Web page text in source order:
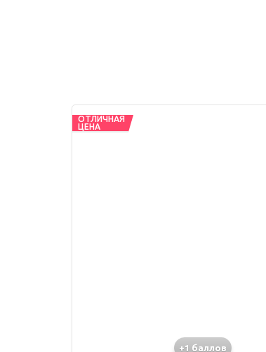
ОТЛИЧНАЯ
ЦЕНА
+1 баллов